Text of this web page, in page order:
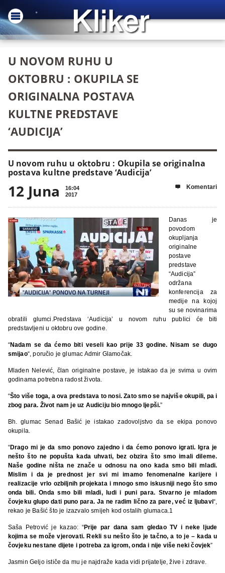
U NOVOM RUHU U
OKTOBRU : OKUPILA SE
ORIGINALNA POSTAVA
KULTNE PREDSTAVE
‘AUDICIJA’
U novom ruhu u oktobru : Okupila se originalna
postava kultne predstave ‘Audicija’
12 Juna
16:04
2017
 Komentari
Danas je
povodom
okupljanja
originalne
postave
predstave
“Audicija”
održana
konferencija za
medije na kojoj
su se novinarima
obratili glumci.Predstava ‘Audicija’ u novom ruhu publici će biti
predstavljeni u oktobru ove godine.
“Nadam se da ćemo biti veseli kao prije 33 godine. Nisam se dugo
smijao“, poručio je glumac Admir Glamočak.
Mladen Nelević, član originalne postave, je istakao da je svima u ovim
godinama potrebna radost života.
“Što više toga, a ova predstava to nosi. Zato smo se najviše okupili, pa i
zbog para. Život nam je uz Audiciju bio mnogo ljepši.”
Bh. glumac Senad Bašić je istakao zadovoljstvo da se ekipa ponovo
okupila.
“Drago mi je da smo ponovo zajedno i da ćemo ponovo igrati. Igra je
nešto što ne popušta kada uhvati, bez obzira što smo imali dileme.
Naše godine ništa ne znače u odnosu na ono kada smo bili mladi.
Mislim i da je prednost jer svi mi imamo fenomenalne karijere i
realizacije vrlo ozbiljnih projekata i mnogo smo iskusniji nego što smo
onda bili. Onda smo bili mladi, ludi i puni para. Stvarno je mladom
čovjeku glupo dati puno para. Ja ne radim lično za pare, već iz ljubavi“,
rekao je Bašić što je izazvalo smijeh kod ostalih glumaca.1
Saša Petrović je kazao: “Prije par dana sam gledao TV i neke ljude
kojima se može vjerovati. Rekli su nešto što je tačno, a to je – kada u
čovjeku nestane dijete i potreba za igrom, onda i nije više neki čovjek”
Jasmin Geljo ističe da mu je najdraže kada vidi prijatelje, žive i zdrave.